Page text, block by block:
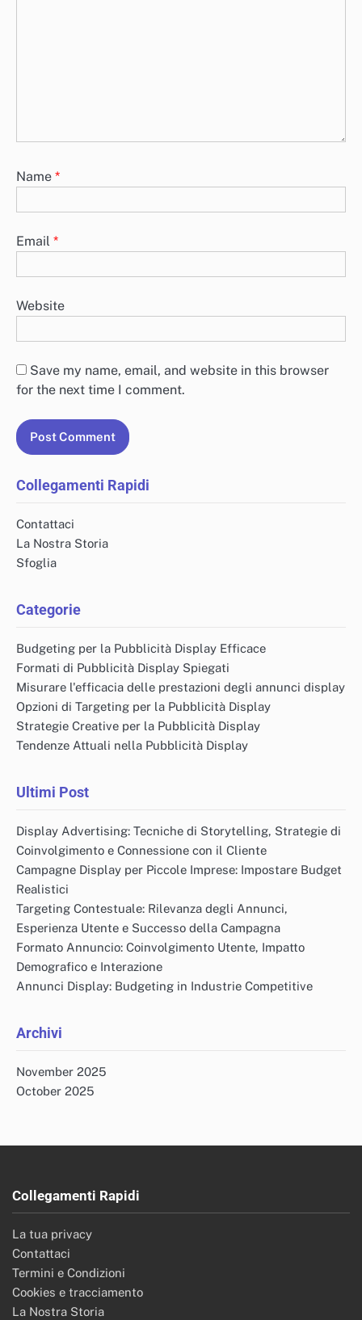
Name *
Email *
Website
Save my name, email, and website in this browser
for the next time I comment.
Collegamenti Rapidi
Contattaci
La Nostra Storia
Sfoglia
Categorie
Budgeting per la Pubblicità Display Efficace
Formati di Pubblicità Display Spiegati
Misurare l'efficacia delle prestazioni degli annunci display
Opzioni di Targeting per la Pubblicità Display
Strategie Creative per la Pubblicità Display
Tendenze Attuali nella Pubblicità Display
Ultimi Post
Display Advertising: Tecniche di Storytelling, Strategie di
Coinvolgimento e Connessione con il Cliente
Campagne Display per Piccole Imprese: Impostare Budget
Realistici
Targeting Contestuale: Rilevanza degli Annunci,
Esperienza Utente e Successo della Campagna
Formato Annuncio: Coinvolgimento Utente, Impatto
Demografico e Interazione
Annunci Display: Budgeting in Industrie Competitive
Archivi
November 2025
October 2025
Collegamenti Rapidi
La tua privacy
Contattaci
Termini e Condizioni
Cookies e tracciamento
La Nostra Storia